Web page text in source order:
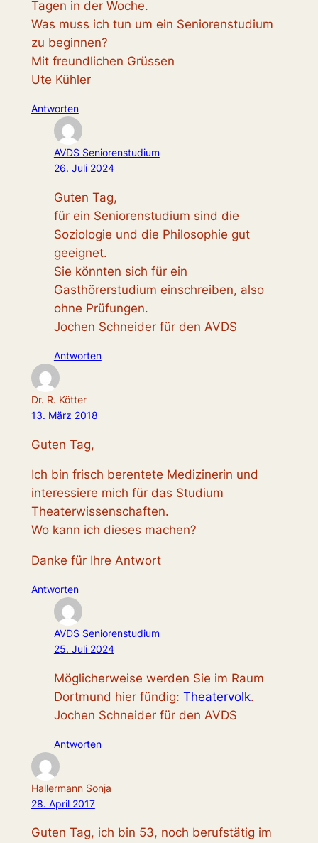
Tagen in der Woche.
Was muss ich tun um ein Seniorenstudium
zu beginnen?
Mit freundlichen Grüssen
Ute Kühler
Antworten
AVDS Seniorenstudium
26. Juli 2024
Guten Tag,
für ein Seniorenstudium sind die
Soziologie und die Philosophie gut
geeignet.
Sie könnten sich für ein
Gasthörerstudium einschreiben, also
ohne Prüfungen.
Jochen Schneider für den AVDS
Antworten
Dr. R. Kötter
13. März 2018
Guten Tag,
Ich bin frisch berentete Medizinerin und
interessiere mich für das Studium
Theaterwissenschaften.
Wo kann ich dieses machen?
Danke für Ihre Antwort
Antworten
AVDS Seniorenstudium
25. Juli 2024
Möglicherweise werden Sie im Raum
Dortmund hier fündig: Theatervolk.
Jochen Schneider für den AVDS
Antworten
Hallermann Sonja
28. April 2017
Guten Tag, ich bin 53, noch berufstätig im